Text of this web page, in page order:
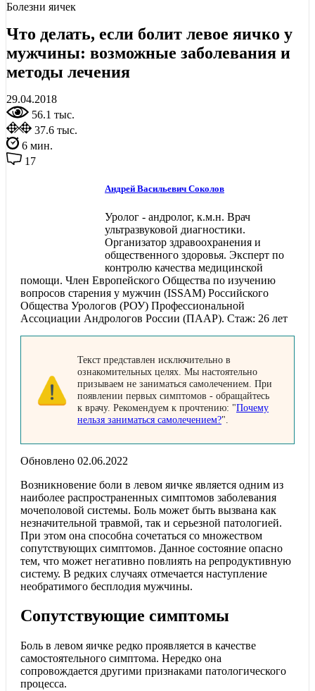
Болезни яичек
Что делать, если болит левое яичко у
мужчины: возможные заболевания и
методы лечения
29.04.2018
56.1 тыс.
37.6 тыс.
6 мин.
17
Андрей Васильевич Соколов
Уролог - андролог, к.м.н. Врач
ультразвуковой диагностики.
Организатор здравоохранения и
общественного здоровья. Эксперт по
контролю качества медицинской
помощи. Член Европейского Общества по изучению
вопросов старения у мужчин (ISSAM) Российского
Общества Урологов (РОУ) Профессиональной
Ассоциации Андрологов России (ПААР). Стаж: 26 лет
Текст представлен исключительно в
ознакомительных целях. Мы настоятельно
призываем не заниматься самолечением. При
появлении первых симптомов - обращайтесь
к врачу. Рекомендуем к прочтению: "Почему
нельзя заниматься самолечением?".
Обновлено 02.06.2022
Возникновение боли в левом яичке является одним из
наиболее распространенных симптомов заболевания
мочеполовой системы. Боль может быть вызвана как
незначительной травмой, так и серьезной патологией.
При этом она способна сочетаться со множеством
сопутствующих симптомов. Данное состояние опасно
тем, что может негативно повлиять на репродуктивную
систему. В редких случаях отмечается наступление
необратимого бесплодия мужчины.
Сопутствующие симптомы
Боль в левом яичке редко проявляется в качестве
самостоятельного симптома. Нередко она
сопровождается другими признаками патологического
процесса.